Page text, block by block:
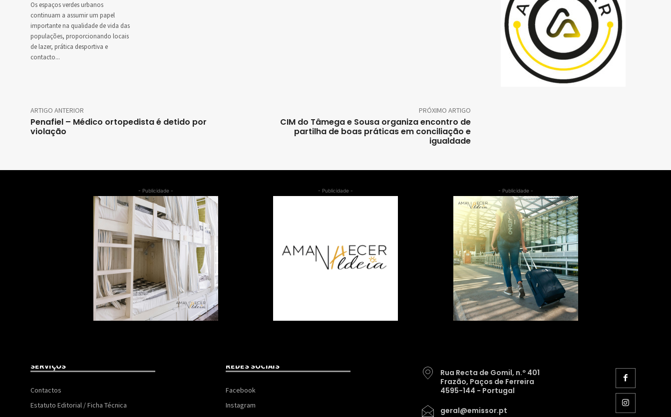
Os espaços verdes urbanos
continuam a assumir um papel
importante na qualidade de vida das
populações, proporcionando locais
de lazer, prática desportiva e
contacto...
ARTIGO ANTERIOR
Penafiel – Médico ortopedista é detido por
violação
PRÓXIMO ARTIGO
CIM do Tâmega e Sousa organiza encontro de
partilha de boas práticas em conciliação e
igualdade
- Publicidade - - Publicidade - - Publicidade -
SERVIÇOS
Contactos
Estatuto Editorial / Ficha Técnica
REDES SOCIAIS
Facebook
Instagram
Rua Recta de Gomil, n.º 401
Frazão, Paços de Ferreira
4595-144 - Portugal
geral@emissor.pt